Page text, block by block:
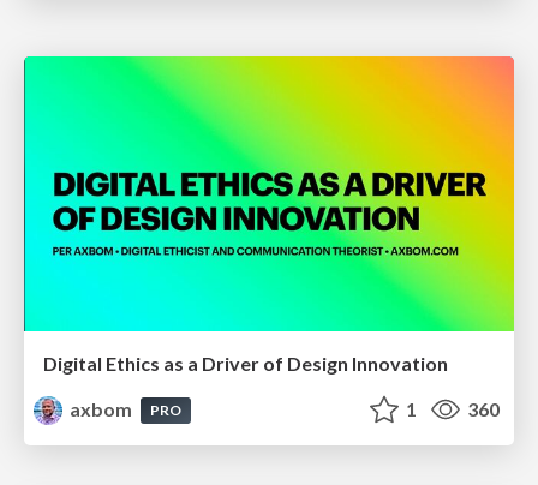
Digital Ethics as a Driver of Design Innovation
axbom
PRO 1 360